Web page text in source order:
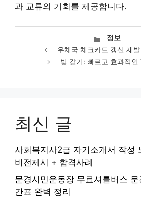
과 교류의 기회를 제공합니다.
카
테
고
리
정보
우체국 체크카드 갱신 재
빚 갚기: 빠르고 효과적인
최신 글
사회복지사2급 자기소개서 작성
비전제시 + 합격사례
문경시민운동장 무료셔틀버스
간표 완벽 정리